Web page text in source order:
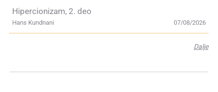
Hipercionizam, 2. deo
07/08/2026
Hans Kundnani
Dalje